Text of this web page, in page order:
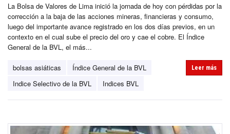
La Bolsa de Valores de Lima inició la jornada de hoy con pérdidas por la
corrección a la baja de las acciones mineras, financieras y consumo,
luego del importante avance registrado en los dos días previos, en un
contexto en el cual sube el precio del oro y cae el cobre. El Índice
General de la BVL, el más...
bolsas asiáticas
Índice General de la BVL
Indice Selectivo de la BVL
Indices BVL
Leer más